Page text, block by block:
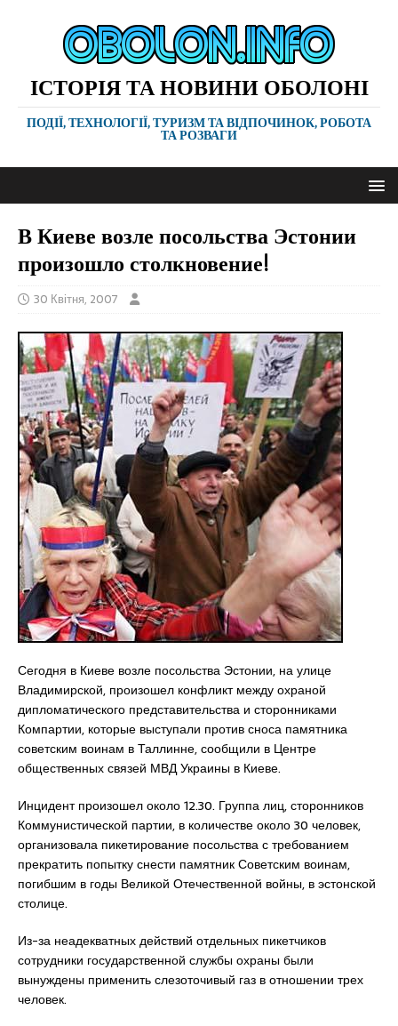
ІСТОРІЯ ТА НОВИНИ ОБОЛОНІ
ПОДІЇ, ТЕХНОЛОГІЇ, ТУРИЗМ ТА ВІДПОЧИНОК, РОБОТА
ТА РОЗВАГИ
В Киеве возле посольства Эстонии
произошло столкновение!
30 Квітня, 2007
Сегодня в Киеве возле посольства Эстонии, на улице
Владимирской, произошел конфликт между охраной
дипломатического представительства и сторонниками
Компартии, которые выступали против сноса памятника
советским воинам в Таллинне, сообщили в Центре
общественных связей МВД Украины в Киеве.
Инцидент произошел около 12.30. Группа лиц, сторонников
Коммунистической партии, в количестве около 30 человек,
организовала пикетирование посольства с требованием
прекратить попытку снести памятник Советским воинам,
погибшим в годы Великой Отечественной войны, в эстонской
столице.
Из-за неадекватных действий отдельных пикетчиков
сотрудники государственной службы охраны были
вынуждены применить слезоточивый газ в отношении трех
человек.